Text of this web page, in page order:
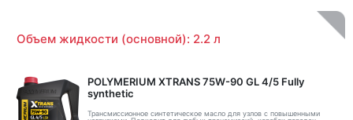
Объем жидкости (основной): 2.2 л
POLYMERIUM XTRANS 75W-90 GL 4/5 Fully
synthetic
Трансмиссионное синтетическое масло для узлов с повышенными